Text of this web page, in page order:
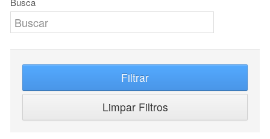
Filtrar
Limpar Filtros